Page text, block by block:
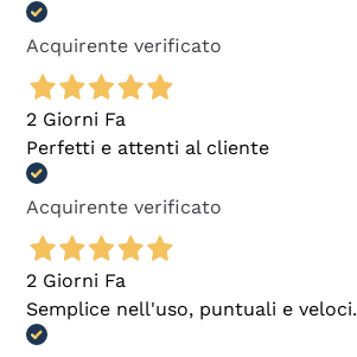
Acquirente verificato
2 Giorni Fa
Perfetti e attenti al cliente
Acquirente verificato
2 Giorni Fa
Semplice nell'uso, puntuali e veloci.